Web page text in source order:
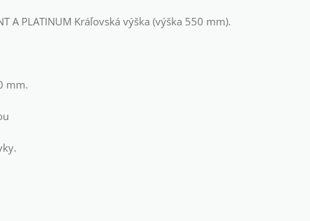
A PLATINUM Kráľovská výška (výška 550 mm).
mm.